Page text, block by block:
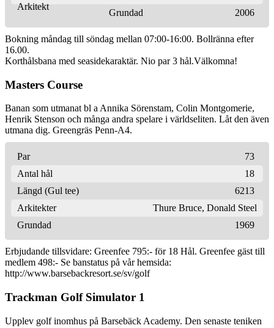
Arkitekt
Grundad 2006
Bokning måndag till söndag mellan 07:00-16:00. Bollränna efter
16.00.
Korthålsbana med seasidekaraktär. Nio par 3 hål.Välkomna!
Masters Course
Banan som utmanat bl a Annika Sörenstam, Colin Montgomerie,
Henrik Stenson och många andra spelare i världseliten. Låt den även
utmana dig. Greengräs Penn-A4.
Par
73
Antal hål
18
Längd (Gul tee)
6213
Arkitekter
Thure Bruce, Donald Steel
Grundad
1969
Erbjudande tillsvidare: Greenfee 795:- för 18 Hål. Greenfee gäst till
medlem 498:- Se banstatus på vår hemsida:
http://www.barsebackresort.se/sv/golf
Trackman Golf Simulator 1
Upplev golf inomhus på Barsebäck Academy. Den senaste teniken